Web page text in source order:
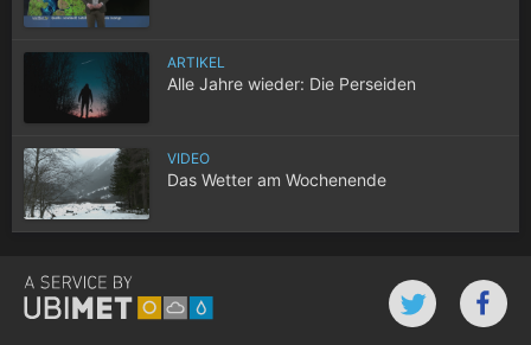
ARTIKEL
Alle Jahre wieder: Die Perseiden
VIDEO
Das Wetter am Wochenende